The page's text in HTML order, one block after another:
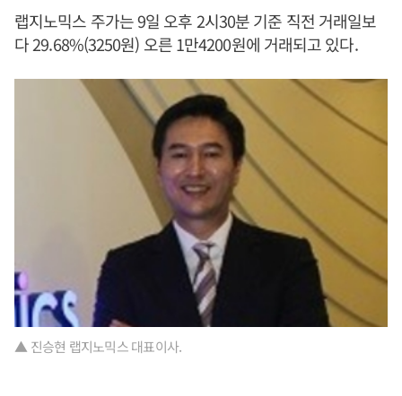
랩지노믹스 주가는 9일 오후 2시30분 기준 직전 거래일보
다 29.68%(3250원) 오른 1만4200원에 거래되고 있다.
▲ 진승현 랩지노믹스 대표이사.